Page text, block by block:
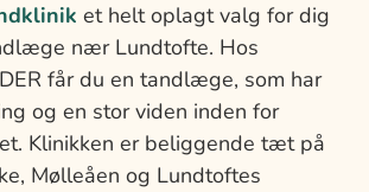
et helt oplagt valg for dig
nær Lundtofte. Hos
får du en tandlæge, som har
og en stor viden inden for
Klinikken er beliggende tæt på
Mølleåen og Lundtoftes